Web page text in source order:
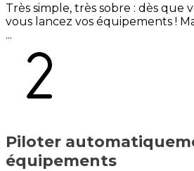
Très simple, très sobre : dès que
vous lancez vos équipements !
...
Piloter
équipements